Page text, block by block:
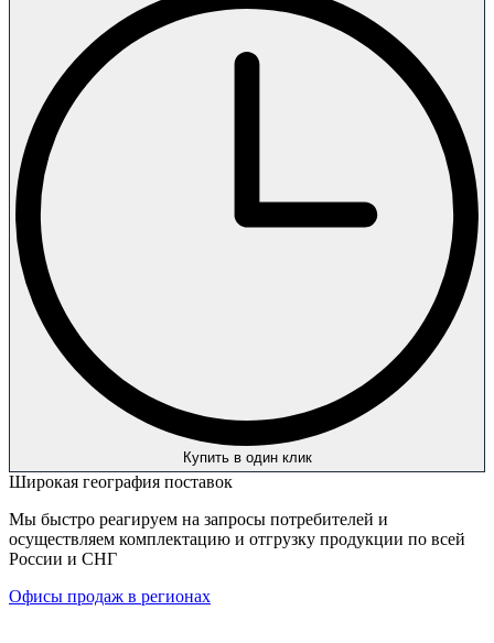
Купить в один клик
Широкая география поставок
Мы быстро реагируем на запросы потребителей и
осуществляем комплектацию и отгрузку продукции по всей
России и СНГ
Офисы продаж в регионах